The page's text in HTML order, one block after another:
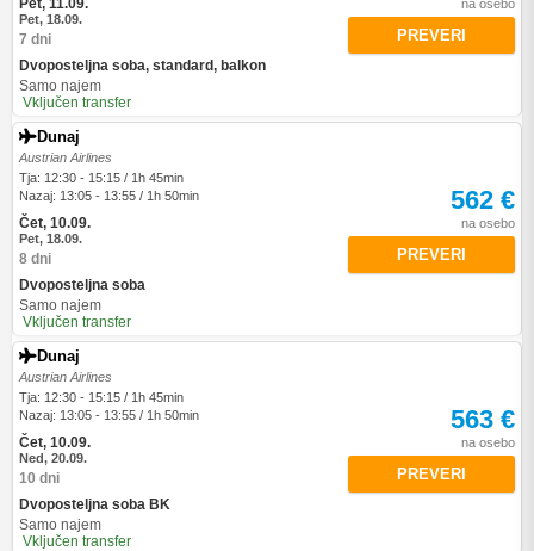
Pet, 11.09.
Pet, 18.09.
7 dni
Dvoposteljna soba, standard, balkon
Samo najem
Vključen transfer
na osebo
PREVERI
Dunaj
Austrian Airlines
Tja: 12:30 - 15:15 / 1h 45min
Nazaj: 13:05 - 13:55 / 1h 50min
Čet, 10.09.
Pet, 18.09.
8 dni
Dvoposteljna soba
Samo najem
Vključen transfer
562 €
na osebo
PREVERI
Dunaj
Austrian Airlines
Tja: 12:30 - 15:15 / 1h 45min
Nazaj: 13:05 - 13:55 / 1h 50min
Čet, 10.09.
Ned, 20.09.
10 dni
Dvoposteljna soba BK
Samo najem
Vključen transfer
563 €
na osebo
PREVERI